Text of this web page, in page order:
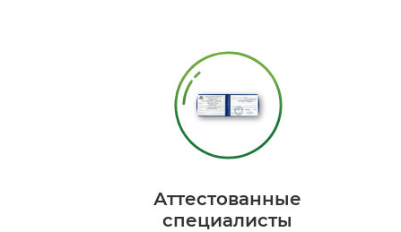
Аттестованные
специалисты